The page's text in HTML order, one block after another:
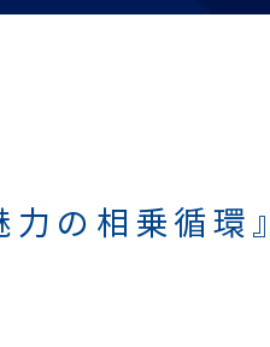
力の相乗循環』